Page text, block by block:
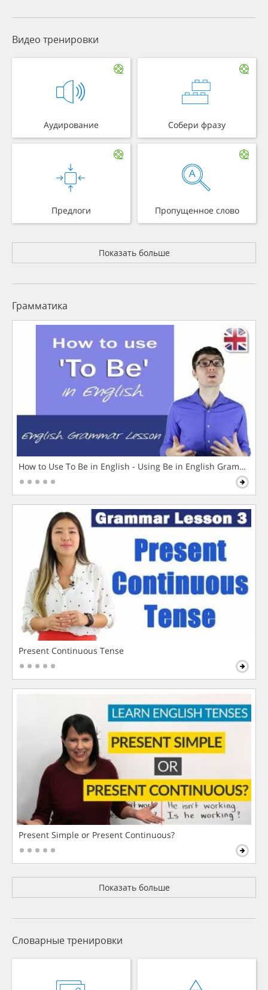
Видео тренировки
Аудирование Собери фразу
Предлоги Пропущенное слово
Показать больше
Грамматика
How to Use To Be in English - Using Be in English Grammar
Present Continuous Tense
Present Simple or Present Continuous?
Показать больше
Словарные тренировки